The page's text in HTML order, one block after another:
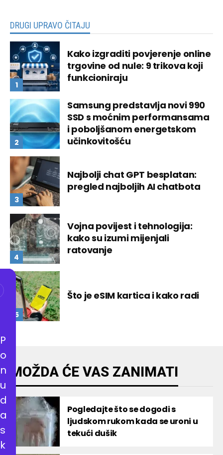
DRUGI UPRAVO ČITAJU
Kako izgraditi povjerenje online
trgovine od nule: 9 trikova koji
funkcioniraju
Samsung predstavlja novi 990
SSD s moćnim performansama
i poboljšanom energetskom
učinkovitošću
Najbolji chat GPT besplatan:
pregled najboljih AI chatbota
Vojna povijest i tehnologija:
kako su izumi mijenjali
ratovanje
Što je eSIM kartica i kako radi
MOŽDA ĆE VAS ZANIMATI
Pogledajte što se dogodi s
ljudskom rukom kada se uroni u
tekući dušik
P
o
n
u
d
a
s
k